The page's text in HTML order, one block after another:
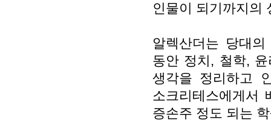
인물이 되기까지의
알렉산더는 당대
동안 정치, 철학,
생각을 정리하고
소크리테스에게서
증손주 정도 되는